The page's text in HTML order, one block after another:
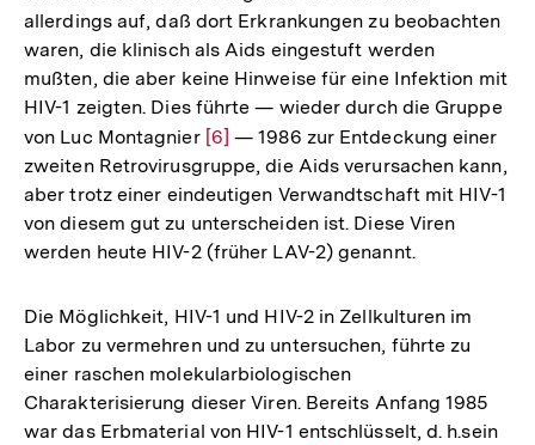
allerdings auf, daß dort Erkrankungen zu beobachten
waren, die klinisch als Aids eingestuft werden
mußten, die aber keine Hinweise für eine Infektion mit
HIV-1 zeigten. Dies führte — wieder durch die Gruppe
von Luc Montagnier Zur
Auflösung
der
Fußnote
[6] — 1986 zur Entdeckung einer
zweiten Retrovirusgruppe, die Aids verursachen kann,
aber trotz einer eindeutigen Verwandtschaft mit HIV-1
von diesem gut zu unterscheiden ist. Diese Viren
werden heute HIV-2 (früher LAV-2) genannt.
Die Möglichkeit, HIV-1 und HIV-2 in Zellkulturen im
Labor zu vermehren und zu untersuchen, führte zu
einer raschen molekularbiologischen
Charakterisierung dieser Viren. Bereits Anfang 1985
war das Erbmaterial von HIV-1 entschlüsselt, d. h.sein